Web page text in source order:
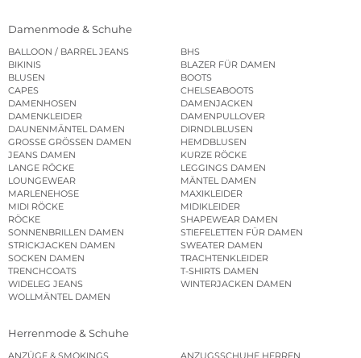
Damenmode & Schuhe
BALLOON / BARREL JEANS
BHS
BIKINIS
BLAZER FÜR DAMEN
BLUSEN
BOOTS
CAPES
CHELSEABOOTS
DAMENHOSEN
DAMENJACKEN
DAMENKLEIDER
DAMENPULLOVER
DAUNENMÄNTEL DAMEN
DIRNDLBLUSEN
GROSSE GRÖSSEN DAMEN
HEMDBLUSEN
JEANS DAMEN
KURZE RÖCKE
LANGE RÖCKE
LEGGINGS DAMEN
LOUNGEWEAR
MÄNTEL DAMEN
MARLENEHOSE
MAXIKLEIDER
MIDI RÖCKE
MIDIKLEIDER
RÖCKE
SHAPEWEAR DAMEN
SONNENBRILLEN DAMEN
STIEFELETTEN FÜR DAMEN
STRICKJACKEN DAMEN
SWEATER DAMEN
SOCKEN DAMEN
TRACHTENKLEIDER
TRENCHCOATS
T-SHIRTS DAMEN
WIDELEG JEANS
WINTERJACKEN DAMEN
WOLLMÄNTEL DAMEN
Herrenmode & Schuhe
ANZÜGE & SMOKINGS
ANZUGSSCHUHE HERREN